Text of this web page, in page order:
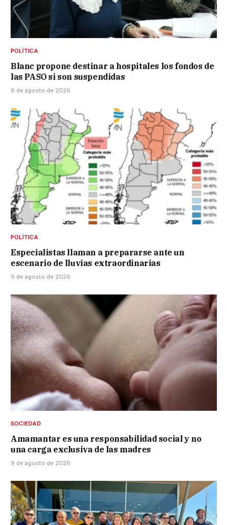
POLÍTICA
Blanc propone destinar a hospitales los fondos de
las PASO si son suspendidas
9 de agosto de 2026
POLÍTICA
Especialistas llaman a prepararse ante un
escenario de lluvias extraordinarias
9 de agosto de 2026
SOCIEDAD
Amamantar es una responsabilidad social y no
una carga exclusiva de las madres
9 de agosto de 2026